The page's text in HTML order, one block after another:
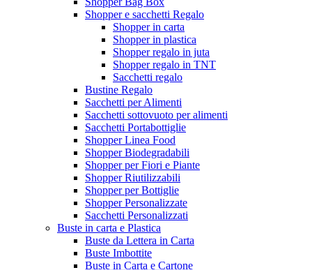
Shopper e sacchetti Regalo
Shopper in carta
Shopper in plastica
Shopper regalo in juta
Shopper regalo in TNT
Sacchetti regalo
Bustine Regalo
Sacchetti per Alimenti
Sacchetti sottovuoto per alimenti
Sacchetti Portabottiglie
Shopper Linea Food
Shopper Biodegradabili
Shopper per Fiori e Piante
Shopper Riutilizzabili
Shopper per Bottiglie
Shopper Personalizzate
Sacchetti Personalizzati
Buste in carta e Plastica
Buste da Lettera in Carta
Buste Imbottite
Buste in Carta e Cartone